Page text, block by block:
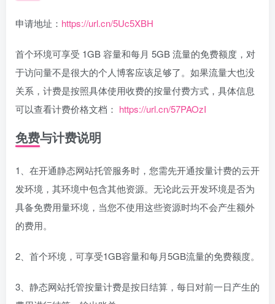
申请地址： https://url.cn/5Uc5XBH
首个环境可享受 1GB 容量和每月 5GB 流量的免费额度，对
于访问量不是很大的个人博客应该足够了。如果流量大也没
关系，计费是按照具体使用收费的按量付费方式，具体信息
可以查看计费价格文档： https://url.cn/57PAOzI
免费与计费说明
1、在开通静态网站托管服务时，您需先开通按量计费的云开
发环境，其环境中包含其他资源。无论此云开发环境是否为
具备免费用量环境，当您不使用这些资源时均不会产生额外
的费用。
2、首个环境，可享受1GB容量和每月5GB流量的免费额度。
3、静态网站托管按量计费是按日结算，每日对前一日产生的